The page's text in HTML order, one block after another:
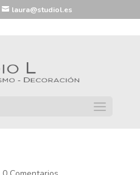
laura@studiol.es